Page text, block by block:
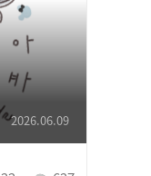
2026.06.09